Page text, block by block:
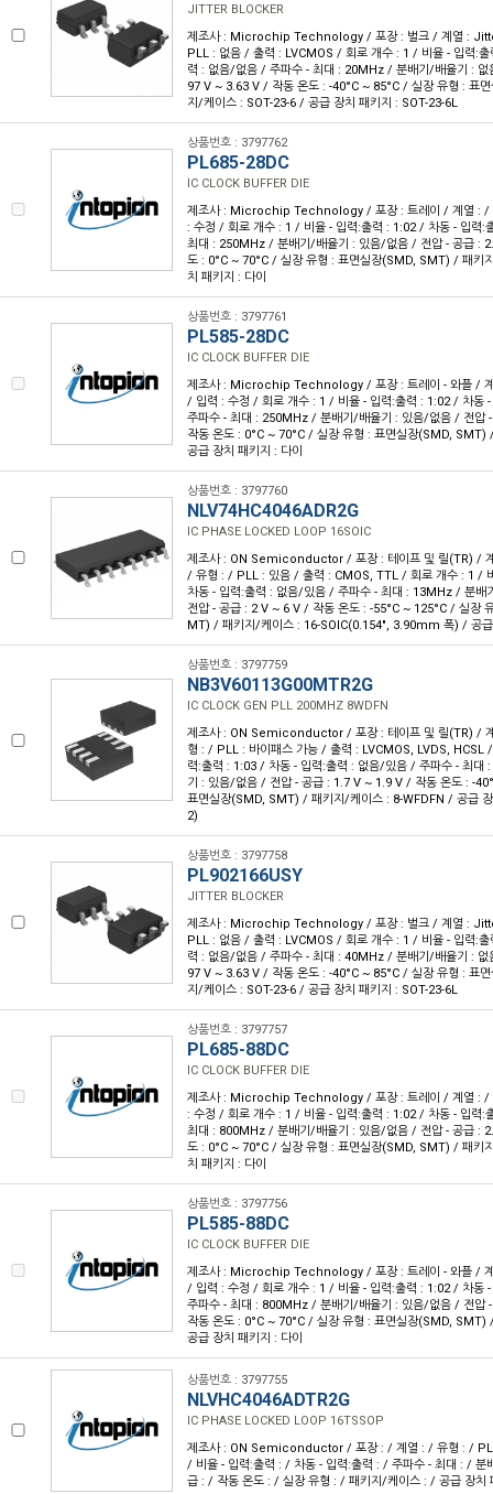
JITTER BLOCKER
제조사 : Microchip Technology / 포장 : 벌크 / 계열 :
PLL : 없음 / 출력 : LVCMOS / 회로 개수 : 1 / 비율 - 입력:
력 : 없음/없음 / 주파수 - 최대 : 20MHz / 분배기/배율기 :
97 V ~ 3.63 V / 작동 온도 : -40°C ~ 85°C / 실장 유형 : 표
지/케이스 : SOT-23-6 / 공급 장치 패키지 : SOT-23-6L
상품번호 : 3797762
PL685-28DC
IC CLOCK BUFFER DIE
제조사 : Microchip Technology / 포장 : 트레이 / 계열 : /
: 수정 / 회로 개수 : 1 / 비율 - 입력:출력 : 1:02 / 차동 - 입력:
최대 : 250MHz / 분배기/배율기 : 있음/없음 / 전압 - 공급 :
도 : 0°C ~ 70°C / 실장 유형 : 표면실장(SMD, SMT) / 패키
치 패키지 : 다이
상품번호 : 3797761
PL585-28DC
IC CLOCK BUFFER DIE
제조사 : Microchip Technology / 포장 : 트레이 - 와플 /
/ 입력 : 수정 / 회로 개수 : 1 / 비율 - 입력:출력 : 1:02 / 차동
주파수 - 최대 : 250MHz / 분배기/배율기 : 있음/없음 / 전압
작동 온도 : 0°C ~ 70°C / 실장 유형 : 표면실장(SMD,
공급 장치 패키지 : 다이
상품번호 : 3797760
NLV74HC4046ADR2G
IC PHASE LOCKED LOOP 16SOIC
제조사 : ON Semiconductor / 포장 : 테이프 및 릴(TR) /
/ 유형 : / PLL : 있음 / 출력 : CMOS, TTL / 회로 개수 : 1 /
차동 - 입력:출력 : 없음/있음 / 주파수 - 최대 : 13MHz / 분
전압 - 공급 : 2 V ~ 6 V / 작동 온도 : -55°C ~ 125°C / 실장
MT) / 패키지/케이스 : 16-SOIC(0.154", 3.90mm 폭) / 공급
상품번호 : 3797759
NB3V60113G00MTR2G
IC CLOCK GEN PLL 200MHZ 8WDFN
제조사 : ON Semiconductor / 포장 : 테이프 및 릴(TR) /
형 : / PLL : 바이패스 가능 / 출력 : LVCMOS, LVDS, HCSL
력:출력 : 1:03 / 차동 - 입력:출력 : 없음/있음 / 주파수 - 최
기 : 있음/없음 / 전압 - 공급 : 1.7 V ~ 1.9 V / 작동 온도 : -
표면실장(SMD, SMT) / 패키지/케이스 : 8-WFDFN / 공급
2)
상품번호 : 3797758
PL902166USY
JITTER BLOCKER
제조사 : Microchip Technology / 포장 : 벌크 / 계열 :
PLL : 없음 / 출력 : LVCMOS / 회로 개수 : 1 / 비율 - 입력:
력 : 없음/없음 / 주파수 - 최대 : 40MHz / 분배기/배율기 :
97 V ~ 3.63 V / 작동 온도 : -40°C ~ 85°C / 실장 유형 : 표
지/케이스 : SOT-23-6 / 공급 장치 패키지 : SOT-23-6L
상품번호 : 3797757
PL685-88DC
IC CLOCK BUFFER DIE
제조사 : Microchip Technology / 포장 : 트레이 / 계열 : /
: 수정 / 회로 개수 : 1 / 비율 - 입력:출력 : 1:02 / 차동 - 입력:
최대 : 800MHz / 분배기/배율기 : 있음/없음 / 전압 - 공급 :
도 : 0°C ~ 70°C / 실장 유형 : 표면실장(SMD, SMT) / 패키
치 패키지 : 다이
상품번호 : 3797756
PL585-88DC
IC CLOCK BUFFER DIE
제조사 : Microchip Technology / 포장 : 트레이 - 와플 /
/ 입력 : 수정 / 회로 개수 : 1 / 비율 - 입력:출력 : 1:02 / 차동
주파수 - 최대 : 800MHz / 분배기/배율기 : 있음/없음 / 전압
작동 온도 : 0°C ~ 70°C / 실장 유형 : 표면실장(SMD,
공급 장치 패키지 : 다이
상품번호 : 3797755
NLVHC4046ADTR2G
IC PHASE LOCKED LOOP 16TSSOP
제조사 : ON Semiconductor / 포장 : / 계열 : / 유형 : /
/ 비율 - 입력:출력 : / 차동 - 입력:출력 : / 주파수 - 최대 : / 분
급 : / 작동 온도 : / 실장 유형 : / 패키지/케이스 : / 공급 장치